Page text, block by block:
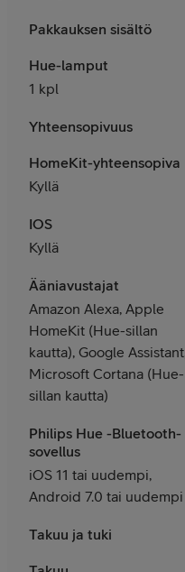
Pakkauksen sisältö
Hue-lamput
1 kpl
Yhteensopivuus
HomeKit-yhteensopiva
Kyllä
IOS
Kyllä
Ääniavustajat
Amazon Alexa, Apple
HomeKit (Hue-sillan
kautta), Google Assistant,
Microsoft Cortana (Hue-
sillan kautta)
Philips Hue -Bluetooth-
sovellus
iOS 11 tai uudempi,
Android 7.0 tai uudempi
Takuu ja tuki